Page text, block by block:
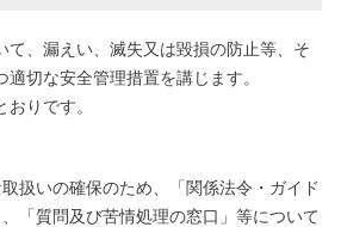
て、漏えい、滅失又は毀損の防止等、そ
切な安全管理措置を講じます。
りです。
扱いの確保のため、「関係法令・ガイド
「質問及び苦情処理の窓口」等について